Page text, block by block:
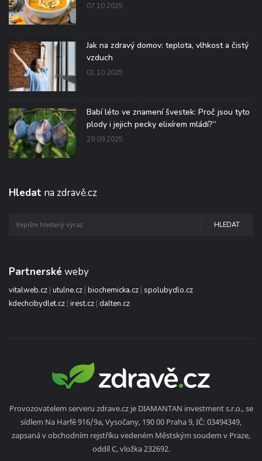
07.10.2025
Jak na zdravý domov: teplota, vlhkost a čistý
vzduch
01.10.2025
Babí léto ve znamení švestek: Proč jsou tyto
plody i jejich pecky elixírem mládí?“
29.09.2025
Hledat na zdravě.cz
HLEDAT
Partnerské weby
vitalweb.cz | utulne.cz | biochemicka.cz | spolubydlo.cz
kdechcibydlet.cz | irest.cz | dalten.cz
Provozovatelem serveru zdrave.cz je DIAMANTAN investment s.r.o., se
sídlem Na Harfě 916/9a, Vysočany, 190 00 Praha 9, IČ: 03494349,
zapsaná v obchodním rejstříku vedeném Městským soudem v Praze,
oddíl C, vložka 232692.